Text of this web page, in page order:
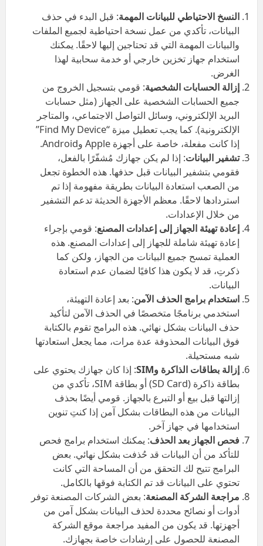
النسخ الاحتياطي للبيانات المهمة: قبل البدء في حذف
البيانات، تأكدي من عمل نسخة احتياطية لجميع الملفات
والبيانات المهمة التي قد تحتاجين إليها لاحقًا. يمكنك
استخدام جهاز تخزين خارجي أو خدمة سحابية لهذا
الغرض.
إزالة الحسابات الشخصية: قومي بتسجيل الخروج من
جميع الحسابات الشخصية على الجهاز (مثل حسابات
البريد الإلكتروني، وسائل التواصل الاجتماعي، والمتاجر
الإلكترونية). كما يجب تعطيل ميزة “Find My Device”
إذا كانت مفعلة، خاصة على أجهزة Apple وAndroid.
تشفير البيانات: إذا لم يكن جهازك مُشفّرًا بالفعل،
فقومي بتشفير البيانات قبل حذفها. هذه الخطوة تجعل
من الصعب استعادة البيانات بطريقة مفهومة إذا تم
استردادها لاحقًا. معظم الأجهزة الحديثة تدعم التشفير
من خلال الإعدادات.
إعادة تهيئة الجهاز إلى إعدادات المصنع: قومي بإجراء
إعادة تهيئة شاملة للجهاز إلى إعدادات المصنع. هذه
العملية تمسح جميع البيانات من الجهاز، ولكن كما
ذكرتِ، قد لا يكون هذا كافيًا لضمان عدم استعادة
البيانات.
استخدام برامج الحذف الآمن: بعد إعادة التهيئة،
استخدمي برنامجًا متخصصًا في الحذف الآمن لتأكيد
حذف البيانات بشكل نهائي. هذه البرامج تقوم بالكتابة
فوق البيانات المحذوفة عدة مرات، مما يجعل استعادتها
شبه مستحيلة.
إزالة بطاقات الذاكرة وSIM: إذا كان جهازك يحتوي على
بطاقة ذاكرة (SD Card) أو بطاقة SIM، تأكدي من
إزالتها قبل بيع أو التبرع بالجهاز. قومي أيضًا بحذف
البيانات من هذه البطاقات بشكل آمن إذا كنتِ تنوين
استخدامها في جهاز آخر.
فحص الجهاز بعد الحذف: يمكنك استخدام برامج فحص
للتأكد من أن البيانات قد حُذفت بشكل نهائي. بعض
البرامج تتيح لك التحقق من أن المساحة التي كانت
تحتوي على البيانات قد تم الكتابة فوقها بالكامل.
مراجعة الشركة المصنعة: بعض الشركات المصنعة توفر
أدوات أو نصائح محددة لحذف البيانات بشكل آمن من
أجهزتها. قد يكون من المفيد مراجعة موقع الشركة
المصنعة للحصول على إرشادات خاصة بجهازك.